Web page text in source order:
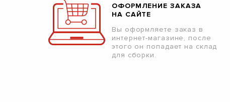
ОФОРМЛЕНИЕ ЗАКАЗА
НА САЙТЕ
Вы оформляете заказ в
интернет-магазине, после
этого он попадает на склад
для сборки.